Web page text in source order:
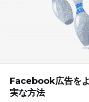
Facebook広告を
実な方法